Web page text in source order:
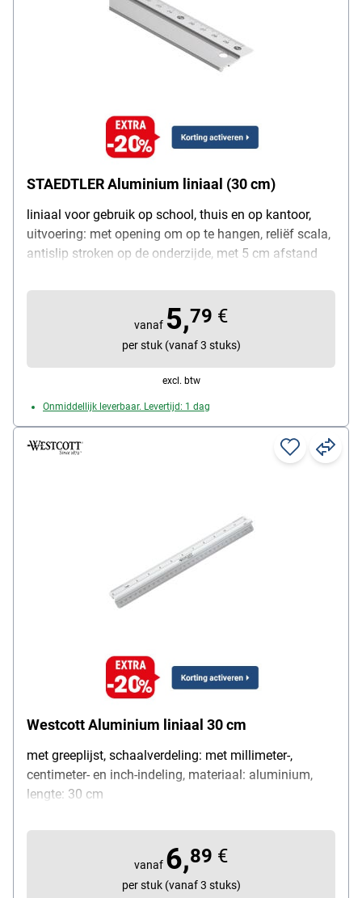
STAEDTLER Aluminium liniaal (30 cm)
liniaal voor gebruik op school, thuis en op kantoor,
uitvoering: met opening om op te hangen, reliëf scala,
antislip stroken op de onderzijde, met 5 cm afstand
aluminium, lengte: 30 cm, kleur: zilverkleur, inhoud per
vanaf 5,79 €
per stuk (vanaf 3 stuks)
excl. btw
Onmiddellijk leverbaar. Levertijd: 1 dag
Westcott Aluminium liniaal 30 cm
met greeplijst, schaalverdeling: met millimeter-,
centimeter- en inch-indeling, materiaal: aluminium,
lengte: 30 cm
vanaf 6,89 €
per stuk (vanaf 3 stuks)